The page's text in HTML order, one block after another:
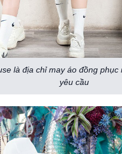
là địa chỉ may áo đồng phục
yêu cầu